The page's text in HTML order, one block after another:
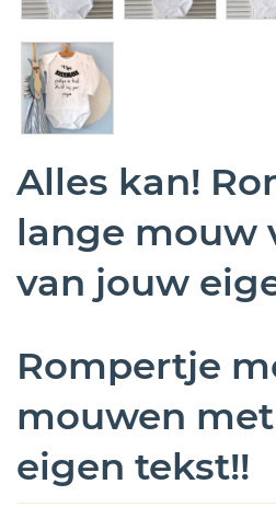
Alles kan!
lange mouw
van jouw
Rompertje
mouwen
eigen tekst!!